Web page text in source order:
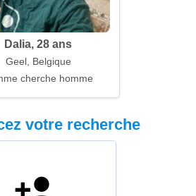
Dalia, 28 ans
Geel, Belgique
cherche homme
votre recherche